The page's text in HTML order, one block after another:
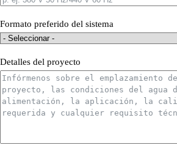
Formato preferido del sistema
Detalles del proyecto